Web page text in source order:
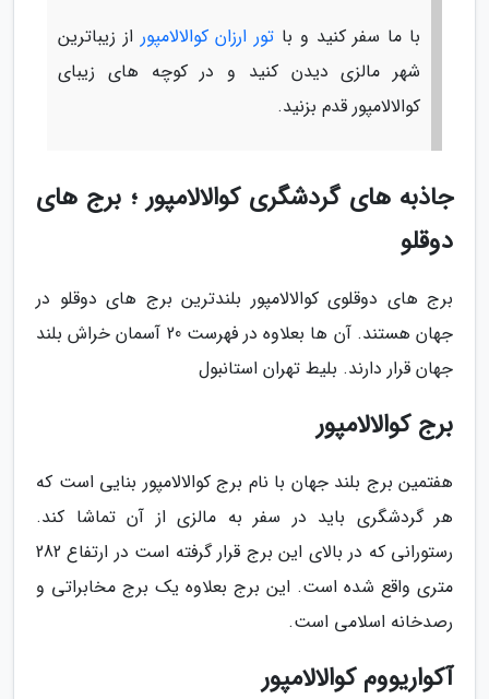
با ما سفر کنید و با تور ارزان کوالالامپور از زیباترین
شهر مالزی دیدن کنید و در کوچه های زیبای
کوالالامپور قدم بزنید.
جاذبه های گردشگری کوالالامپور ؛ برج های
دوقلو
برج های دوقلوی کوالالامپور بلندترین برج های دوقلو در
جهان هستند. آن ها بعلاوه در فهرست 20 آسمان خراش بلند
جهان قرار دارند. بلیط تهران استانبول
برج کوالالامپور
هفتمین برج بلند جهان با نام برج کوالالامپور بنایی است که
هر گردشگری باید در سفر به مالزی از آن تماشا کند.
رستورانی که در بالای این برج قرار گرفته است در ارتفاع 282
متری واقع شده است. این برج بعلاوه یک برج مخابراتی و
رصدخانه اسلامی است.
آکواریووم کوالالامپور